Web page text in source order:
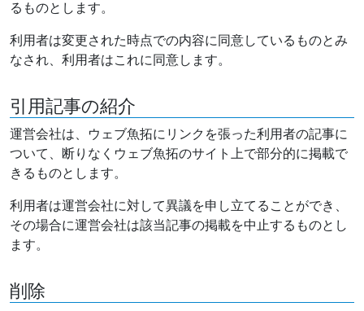
るものとします。
利用者は変更された時点での内容に同意しているものとみ
なされ、利用者はこれに同意します。
引用記事の紹介
運営会社は、ウェブ魚拓にリンクを張った利用者の記事に
ついて、断りなくウェブ魚拓のサイト上で部分的に掲載で
きるものとします。
利用者は運営会社に対して異議を申し立てることができ、
その場合に運営会社は該当記事の掲載を中止するものとし
ます。
削除